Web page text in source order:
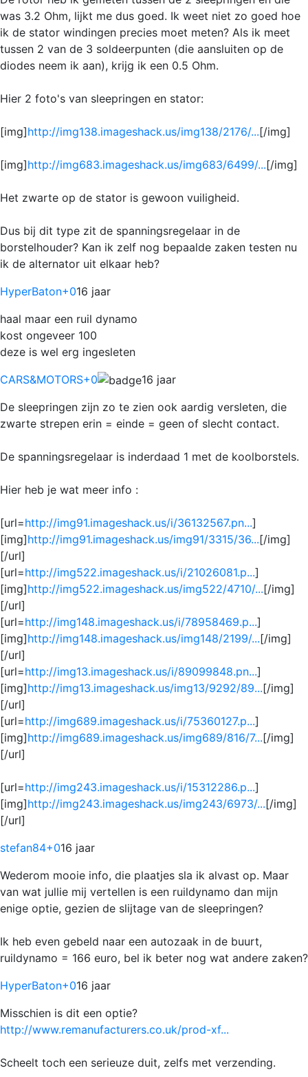
was 3.2 Ohm, lijkt me dus goed. Ik weet niet zo goed hoe
ik de stator windingen precies moet meten? Als ik meet
tussen 2 van de 3 soldeerpunten (die aansluiten op de
diodes neem ik aan), krijg ik een 0.5 Ohm.
Hier 2 foto's van sleepringen en stator:
[img]http://img138.imageshack.us/img138/2176/...[/img]
[img]http://img683.imageshack.us/img683/6499/...[/img]
Het zwarte op de stator is gewoon vuiligheid.
Dus bij dit type zit de spanningsregelaar in de
borstelhouder? Kan ik zelf nog bepaalde zaken testen nu
ik de alternator uit elkaar heb?
HyperBaton+016 jaar
haal maar een ruil dynamo
kost ongeveer 100
deze is wel erg ingesleten
CARS&MOTORS+0
16 jaar
De sleepringen zijn zo te zien ook aardig versleten, die
zwarte strepen erin = einde = geen of slecht contact.
De spanningsregelaar is inderdaad 1 met de koolborstels.
Hier heb je wat meer info :
[url=http://img91.imageshack.us/i/36132567.pn...]
[img]http://img91.imageshack.us/img91/3315/36...[/img]
[/url]
[url=http://img522.imageshack.us/i/21026081.p...]
[img]http://img522.imageshack.us/img522/4710/...[/img]
[/url]
[url=http://img148.imageshack.us/i/78958469.p...]
[img]http://img148.imageshack.us/img148/2199/...[/img]
[/url]
[url=http://img13.imageshack.us/i/89099848.pn...]
[img]http://img13.imageshack.us/img13/9292/89...[/img]
[/url]
[url=http://img689.imageshack.us/i/75360127.p...]
[img]http://img689.imageshack.us/img689/816/7...[/img]
[/url]
[url=http://img243.imageshack.us/i/15312286.p...]
[img]http://img243.imageshack.us/img243/6973/...[/img]
[/url]
stefan84+016 jaar
Wederom mooie info, die plaatjes sla ik alvast op. Maar
van wat jullie mij vertellen is een ruildynamo dan mijn
enige optie, gezien de slijtage van de sleepringen?
Ik heb even gebeld naar een autozaak in de buurt,
ruildynamo = 166 euro, bel ik beter nog wat andere zaken?
HyperBaton+016 jaar
Misschien is dit een optie?
http://www.remanufacturers.co.uk/prod-xf...
Scheelt toch een serieuze duit, zelfs met verzending.